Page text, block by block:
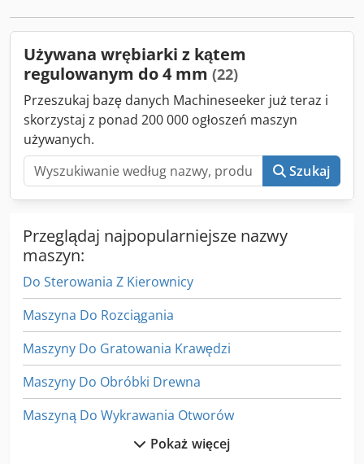
Używana wrębiarki z kątem
regulowanym do 4 mm (22)
Przeszukaj bazę danych Machineseeker już teraz i
skorzystaj z ponad 200 000 ogłoszeń maszyn
używanych.
Szukaj
Przeglądaj najpopularniejsze nazwy
maszyn:
Do Sterowania Z Kierownicy
Maszyna Do Rozciągania
Maszyny Do Gratowania Krawędzi
Maszyny Do Obróbki Drewna
Maszyną Do Wykrawania Otworów
Narzędzia Do DrewnaPokaż więcej